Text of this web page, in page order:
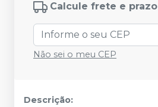
Calcule frete e prazo
Não sei o meu CEP
Descrição: